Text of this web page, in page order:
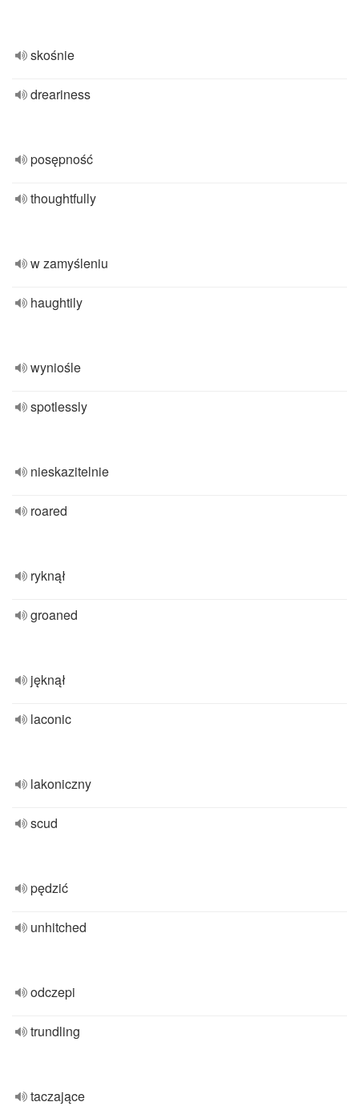
skośnie
dreariness
posępność
thoughtfully
w zamyśleniu
haughtily
wyniośle
spotlessly
nieskazitelnie
roared
ryknął
groaned
jęknął
laconic
lakoniczny
scud
pędzić
unhitched
odczepi
trundling
taczające